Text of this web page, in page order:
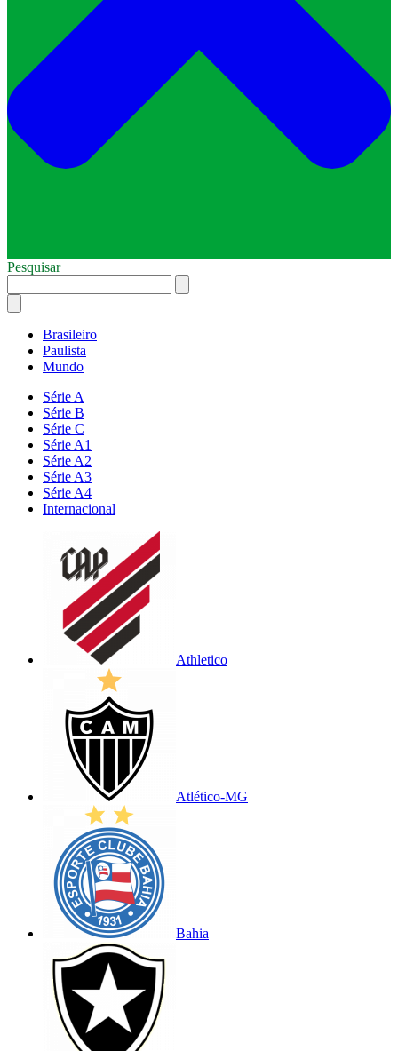
Pesquisar
Brasileiro
Paulista
Mundo
Série A
Série B
Série C
Série A1
Série A2
Série A3
Série A4
Internacional
Athletico
Atlético-MG
Bahia